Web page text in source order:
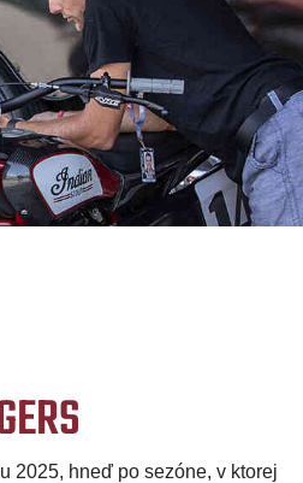
2025, hneď po sezóne, v ktorej